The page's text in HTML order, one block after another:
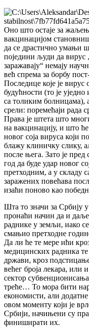
Оно што остаје за
вакцинацијом
да се драстично умањи
поједини људи да вирус
заражавају“ немају
већ спрема за борбу
Последице које је
будућности (то је
са толиким болницама),
срели: поремећаји рада
Права је штета што
на вакцинацију, и што
новог соја вируса који
блажу клиничку слику,
после њега. Зато је
год да буде удар новог
претходним, а у складу
заражених повећава
изаћи поново као
Шта то значи за Србију
пронаћи начин да и
раднике у земљи, иако
смањио претходне
Да ли ће те мере ићи
медицинских радника те
држави, кроз
већег броја лекара, или
сектор
треће… То мора бити
економисти, али
овом моменту који је
Србији, начињени су
финиширати их.